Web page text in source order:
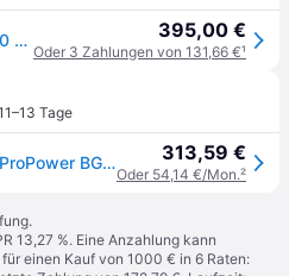
Bosch Serie 6 ProPower, 850 W, Zylinder-Vakuum, Trocken, Staubbeutel, 4 l, HEPA 395,00 €
Oder 3 Zahlungen von 131,66 €¹
Tage
Bosch Hausgeräte Series 6 ProPower BGL6POW1, Staubsauger, Schwarz 313,59 €
Oder 54,14 €/Mon.²
13,27 %. Eine Anzahlung kann
einen Kauf von 1000 € in 6 Raten: